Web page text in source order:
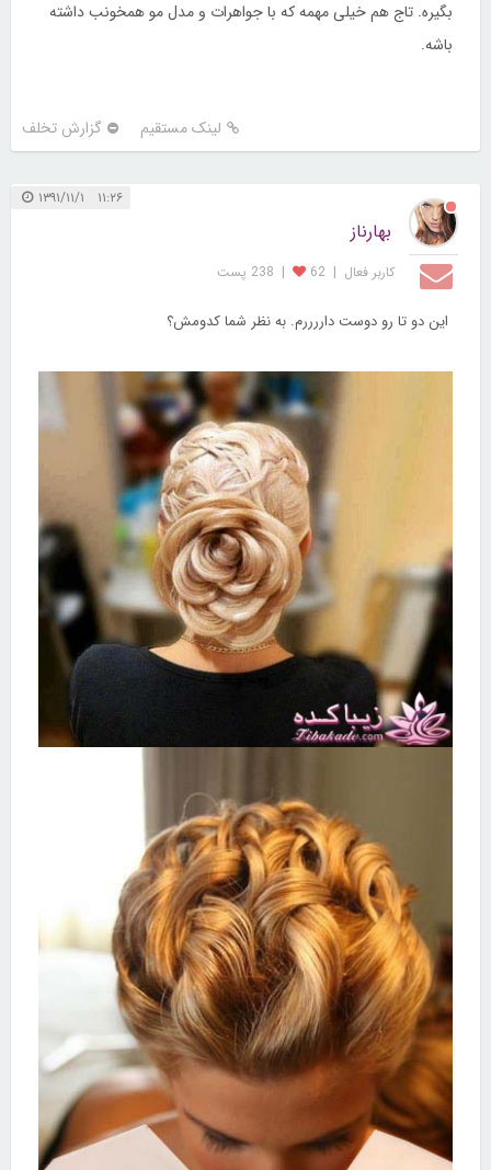
بگیره. تاج هم خیلی مهمه که با جواهرات و مدل مو همخونب داشته
باشه.
لینک مستقیم گزارش تخلف
۱۱:۲۶ ۱۳۹۱/۱۱/۱
بهارناز
کاربر فعال |
62
| 238 پست
این دو تا رو دوست داررررم. به نظر شما کدومش؟